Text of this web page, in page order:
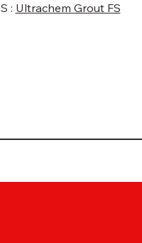
: Ultrachem Grout FS